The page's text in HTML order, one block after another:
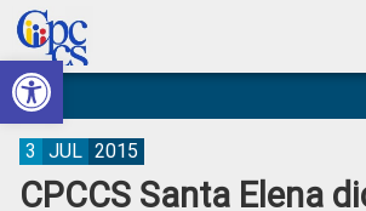
Abrir barra de herramientas
Skip
to
primary
navigation
Skip
to
main
content
Skip
to
primary
sidebar
Skip
to
footer
Consejo
de
Participación
Ciudadana
Construyendo
Poder
Ciudadano
CPCCS Santa Elena
3 JUL 2015